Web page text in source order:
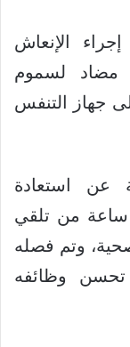
الإنعاش
مضاد لسموم
جهاز التنفس
عن استعادة
المريض وعيه بالكامل بعد نحو 12 ساعة من تلقي
وتم فصله
وظائفه